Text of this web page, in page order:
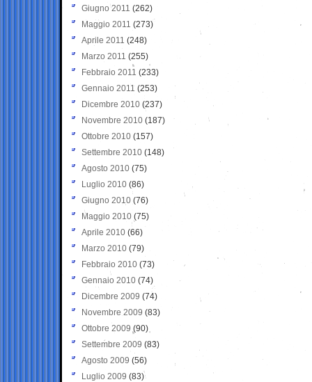
Giugno 2011 (262)
Maggio 2011 (273)
Aprile 2011 (248)
Marzo 2011 (255)
Febbraio 2011 (233)
Gennaio 2011 (253)
Dicembre 2010 (237)
Novembre 2010 (187)
Ottobre 2010 (157)
Settembre 2010 (148)
Agosto 2010 (75)
Luglio 2010 (86)
Giugno 2010 (76)
Maggio 2010 (75)
Aprile 2010 (66)
Marzo 2010 (79)
Febbraio 2010 (73)
Gennaio 2010 (74)
Dicembre 2009 (74)
Novembre 2009 (83)
Ottobre 2009 (90)
Settembre 2009 (83)
Agosto 2009 (56)
Luglio 2009 (83)